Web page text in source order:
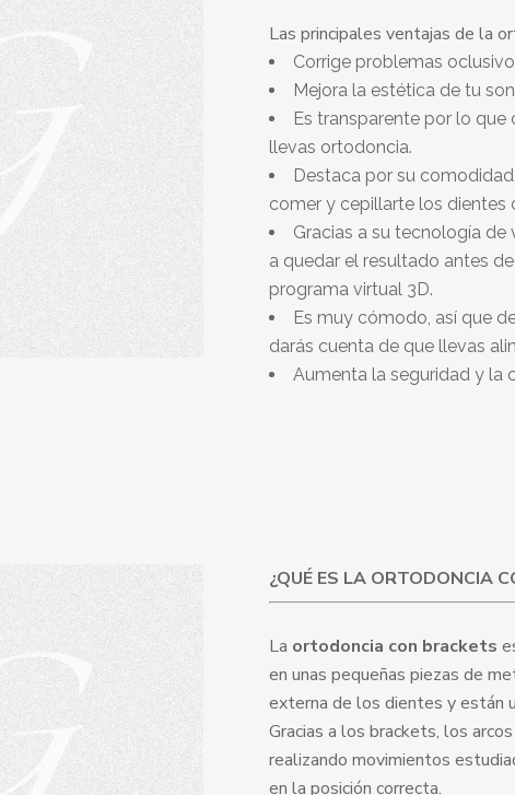
Las principales ventajas de la
Corrige problemas
Mejora la estética de tu
Es transparente por lo que
llevas ortodoncia.
Destaca por su
comer y cepillarte los dientes
Gracias a su tecnología
a quedar el resultado antes
programa virtual 3D.
Es muy cómodo, así que
darás cuenta de que llevas
Aumenta la seguridad y la
¿QUÉ ES LA ORTODONCIA
La ortodoncia con brackets
en unas pequeñas piezas de
externa de los dientes y están
Gracias a los brackets, los
realizando movimientos
en la posición correcta.